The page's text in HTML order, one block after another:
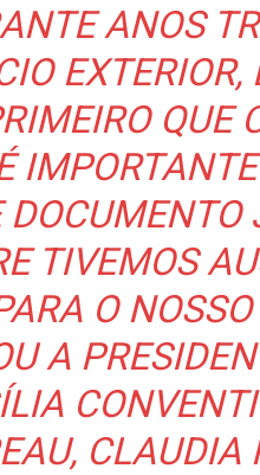
ANOS
EXTERIOR,
QUE
DOCUMENTO
TIVEMOS
O
A
CLAUDIA